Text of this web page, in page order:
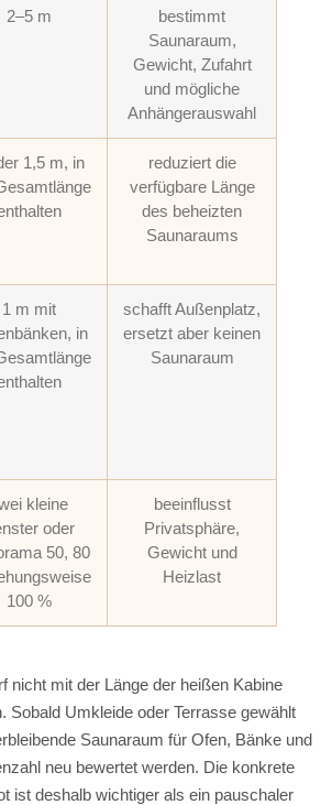
2–5 m
bestimmt
Saunaraum,
Gewicht, Zufahrt
und mögliche
Anhängerauswahl
1,5 m, in
reduziert die
verfügbare Länge
des beheizten
Saunaraums
1 m mit
in
schafft Außenplatz,
ersetzt aber keinen
Saunaraum
kleine
oder
50, 80
100 %
beeinflusst
Privatsphäre,
Gewicht und
Heizlast
nicht mit der Länge der heißen Kabine
Sobald Umkleide oder Terrasse gewählt
Saunaraum für Ofen, Bänke und
neu bewertet werden. Die konkrete
ist deshalb wichtiger als ein pauschaler